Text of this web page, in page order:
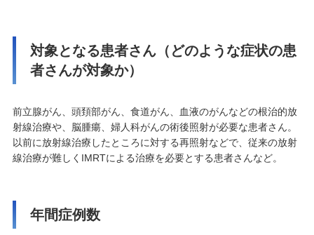
対象となる患者さん（どのような症状の患
者さんが対象か）
前立腺がん、頭頚部がん、食道がん、血液のがんなどの根治的放
射線治療や、脳腫瘍、婦人科がんの術後照射が必要な患者さん。
以前に放射線治療したところに対する再照射などで、従来の放射
線治療が難しくIMRTによる治療を必要とする患者さんなど。
年間症例数